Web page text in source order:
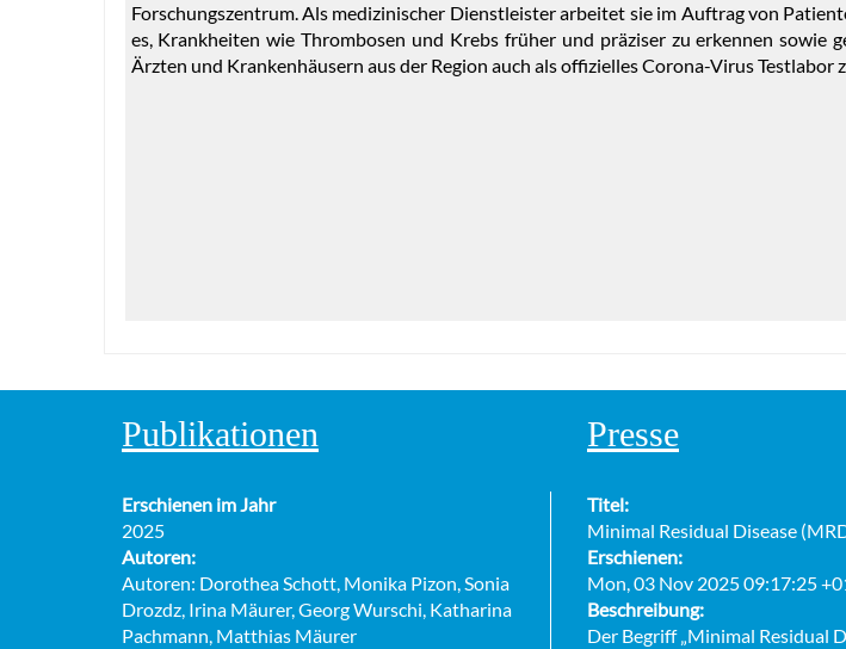
Forschungszentrum. Als medizinischer Dienstleister arbeitet sie im Auftrag von
es, Krankheiten wie Thrombosen und Krebs früher und präziser zu erkennen
Ärzten und Krankenhäusern aus der Region auch als offizielles Corona-Virus Testlabor
Publikationen
Erschienen im Jahr
2025
Autoren:
Autoren: Dorothea Schott, Monika Pizon, Sonia
Drozdz, Irina Mäurer, Georg Wurschi, Katharina
Pachmann, Matthias Mäurer
Presse
Titel:
Minimal Residual Disease
Erschienen:
Mon, 03 Nov 2025 09:17:25
Beschreibung:
Der Begriff „Minimal Residual